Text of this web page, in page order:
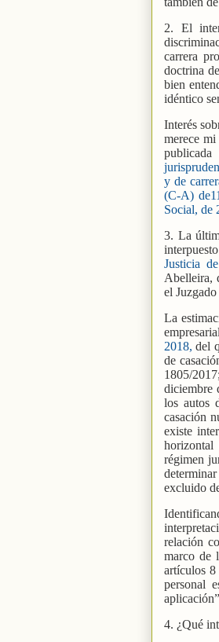
2. El
carrera
doctrina
bien
idéntico
Interés
merece
y de
(C-A)
Social, de
3. La
Justicia
Abelleira,
el
La
2018, del
de
1805/
diciembre
los autos
casación
existe
horizontal
régimen
excluido
relación
marco de
artículos
personal
4. ¿Qué